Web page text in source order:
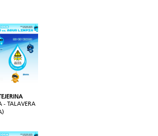
- TALAVERA